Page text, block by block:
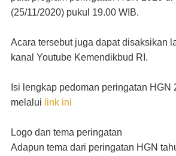
(25/11/2020) pukul 19.00 WIB.
Acara tersebut juga dapat disaksikan
kanal Youtube Kemendikbud RI.
Isi lengkap pedoman peringatan HGN
melalui link ini
Logo dan tema peringatan
Adapun tema dari peringatan HGN